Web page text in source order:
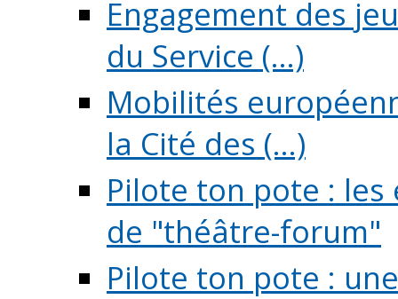
Engagement des
du Service (...)
Mobilités
la Cité des (...)
Pilote ton pote :
de "théâtre-forum"
Pilote ton pote :